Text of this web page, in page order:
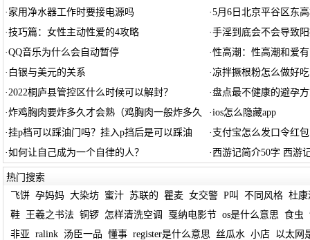
· 家用净水器工作时要接电源吗 ·5月6日北京平谷区东
·技巧篇：女性主动性爱的4攻略 ·手淫到底会不会导致
·QQ音乐为什么会自动暂停 ·性高潮：性高潮和爱
· 白银与美元的关系 · 凉拌撅根粉怎么做好
·2022桐庐县管控区什么时候可以解封？ ·盘点最不健康的避孕
·炸鸡胸肉要炸多久才会熟（鸡胸肉一般炸多久 ·ios怎么隐藏app
·挂p档可以踩油门吗？挂入p挡后是可以踩油 · 支付宝怎么发口令红
·如何让自己成为一个自律的人？ · 西游记简介50字 西游
热门搜索
飞饼 孕妈妈 大染坊 蜜汁 苏联的 瞿麦 女交警 P叫 不同风格 杜康
鞋
王羲之书法 铜锣 怎样清洗空调 戛纳电影节 os是什么意思 食虫
非亚 ralink 汤臣一品 懂事 register是什么意思 丝瓜水 小店
以太网